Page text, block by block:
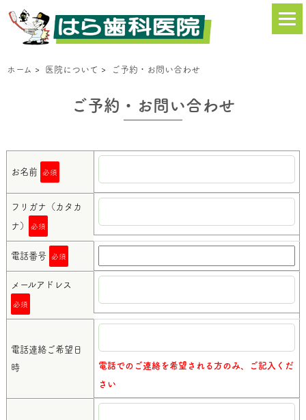
ホーム > 医院について > ご予約・お問い合わせ
ご予約・お問い合わせ
お名前 必須
フリガナ（カタカ
ナ） 必須
電話番号 必須
メールアドレス
必須
電話連絡ご希望日
時
電話でのご連絡を希望される方のみ、ご記入くだ
さい